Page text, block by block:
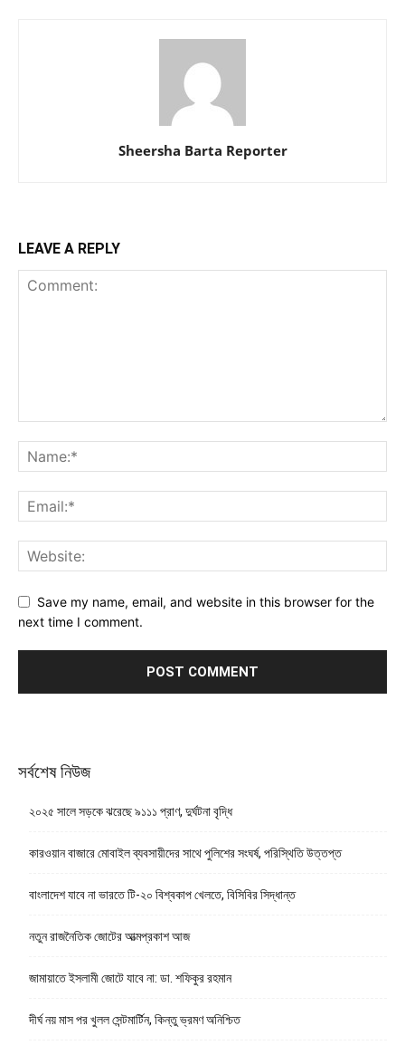
Sheersha Barta Reporter
LEAVE A REPLY
Save my name, email, and website in this browser for the
next time I comment.
সর্বশেষ নিউজ
২০২৫ সালে সড়কে ঝরেছে ৯১১১ প্রাণ, দুর্ঘটনা বৃদ্ধি
কারওয়ান বাজারে মোবাইল ব্যবসায়ীদের সাথে পুলিশের সংঘর্ষ, পরিস্থিতি উত্তপ্ত
বাংলাদেশ যাবে না ভারতে টি-২০ বিশ্বকাপ খেলতে, বিসিবির সিদ্ধান্ত
নতুন রাজনৈতিক জোটের আত্মপ্রকাশ আজ
জামায়াতে ইসলামী জোটে যাবে না: ডা. শফিকুর রহমান
দীর্ঘ নয় মাস পর খুলল সেন্টমার্টিন, কিন্তু ভ্রমণ অনিশ্চিত